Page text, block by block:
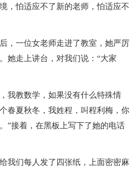
，怕适应不了新的老师，怕适应不
，一位女老师走进了教室，她严厉
她走上讲台，对我们说：“大家
我教数学，如果没有什么特殊情
春夏秋冬，我姓程，叫程利梅，你
”接着，在黑板上写下了她的电话
我们每人发了四张纸，上面密密麻